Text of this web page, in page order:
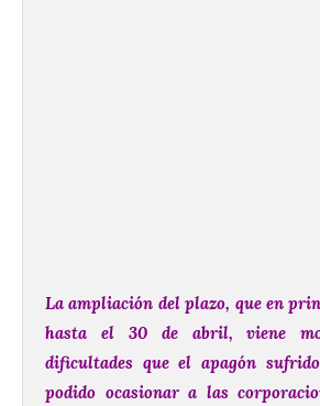
La ampliación del plazo, que en
hasta el 30 de abril, viene
dificultades que el apagón
podido ocasionar a las